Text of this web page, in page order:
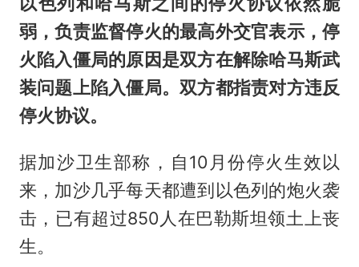
弱，负责监督停火的最高外交官表示，停
火陷入僵局的原因是双方在解除哈马斯武
装问题上陷入僵局。双方都指责对方违反
停火协议。
据加沙卫生部称，自10月份停火生效以
来，加沙几乎每天都遭到以色列的炮火袭
击，已有超过850人在巴勒斯坦领土上丧
生。